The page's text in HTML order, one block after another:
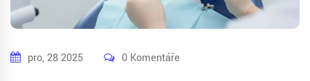
pro, 28 2025 0 Komentáře